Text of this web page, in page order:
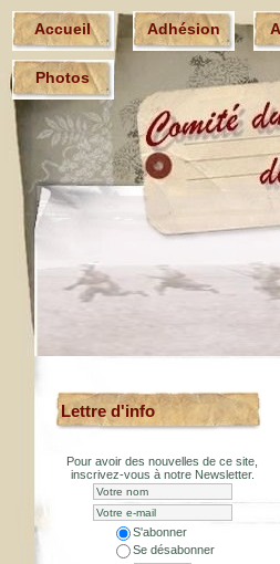
Accueil Adhésion
Photos
Lettre d'info
Pour avoir des nouvelles de ce site,
inscrivez-vous à notre Newsletter.
S'abonner
Se désabonner